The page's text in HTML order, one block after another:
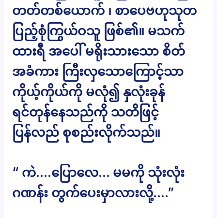
တတ်တစ်ယောက် ၊ စာပေဗဟုသုတ
ပြည့်စုံကြွယ်ဝသူ ဖြစ်၏။ မသက်
ထားရီ အပေါ် မရိုးသားသော စိတ်
အခံကား ကြီးလှသောကြောင့်သာ
ကိုယ့်ကိုယ်ကို မလုံ၍ နှလုံးခုန်
ရင်တုန်နေသည်ကို သတိဖြင့်
ပြန်လည် စုစည်းလိုက်သည်။
“ ကဲ….ပြောလေ… မမကို သုံးလုံး
ဂဏန်း တွက်ပေးမှာလားလို့….”